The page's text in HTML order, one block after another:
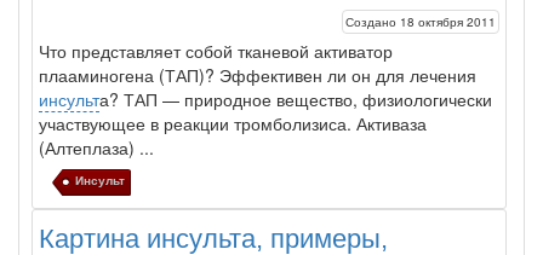
Создано 18 октября 2011
Что представляет собой тканевой активатор
плааминогена (ТАП)? Эффективен ли он для лечения
инсульта? ТАП — природное вещество, физиологически
участвующее в реакции тромболизиса. Активаза
(Алтеплаза) ...
Инсульт
Картина инсульта, примеры,